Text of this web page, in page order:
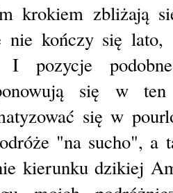
krokiem zbliżają
nie kończy się lato,
I pozycje
się w ten
się w
"na sucho", a
kierunku dzikiej